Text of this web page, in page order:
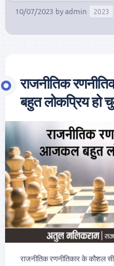
10/07/2023 byadmin 2023
राजनीतिक
बहुत लोकप्रिय हो
राजनीतिक रणनीतिकार के कौशल